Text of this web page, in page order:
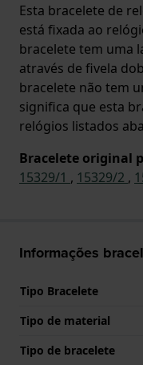
Esta bracelete de
está fixada ao
bracelete tem uma
através de fivela
bracelete não tem
significa que esta
relógios listados
Bracelete original
15329/1 , 15329/2 ,
Informações
Tipo Bracelete
Tipo de material
Tipo de bracelete